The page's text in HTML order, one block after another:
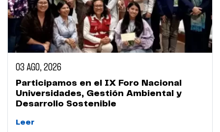
03 AGO, 2026
Participamos en el IX Foro Nacional
Universidades, Gestión Ambiental y
Desarrollo Sostenible
Leer